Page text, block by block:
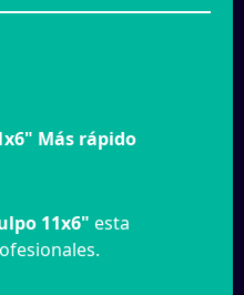
Más rápido
11x6" esta